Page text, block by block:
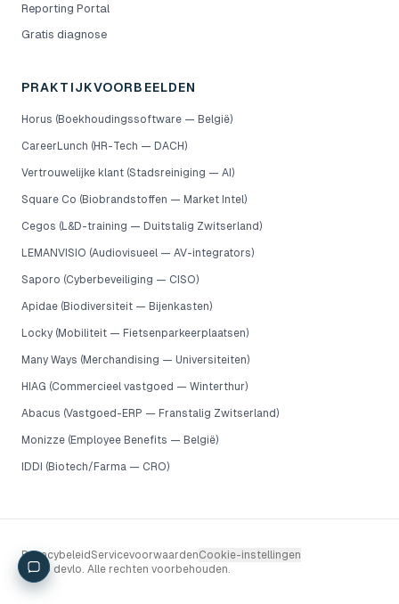
Reporting Portal
Gratis diagnose
PRAKTIJKVOORBEELDEN
Horus (Boekhoudingssoftware — België)
CareerLunch (HR-Tech — DACH)
Vertrouwelijke klant (Stadsreiniging — AI)
Square Co (Biobrandstoffen — Market Intel)
Cegos (L&D-training — Duitstalig Zwitserland)
LEMANVISIO (Audiovisueel — AV-integrators)
Saporo (Cyberbeveiliging — CISO)
Apidae (Biodiversiteit — Bijenkasten)
Locky (Mobiliteit — Fietsenparkeerplaatsen)
Many Ways (Merchandising — Universiteiten)
HIAG (Commercieel vastgoed — Winterthur)
Abacus (Vastgoed-ERP — Franstalig Zwitserland)
Monizze (Employee Benefits — België)
IDDI (Biotech/Farma — CRO)
PrivacybeleidServicevoorwaardenCookie-instellingen
2026 devlo. Alle rechten voorbehouden.